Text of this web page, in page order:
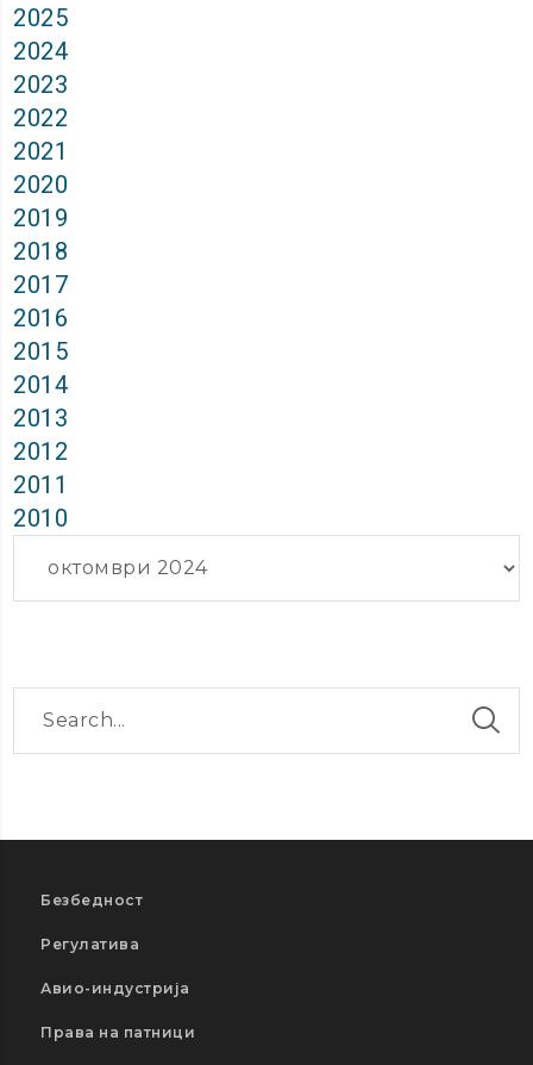
2025
2024
2023
2022
2021
2020
2019
2018
2017
2016
2015
2014
2013
2012
2011
2010
Безбедност
Регулатива
Авио-индустрија
Права на патници